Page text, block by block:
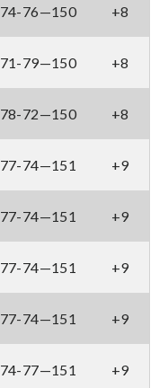
74-76—150 +8
71-79—150 +8
78-72—150 +8
77-74—151 +9
77-74—151 +9
77-74—151 +9
77-74—151 +9
74-77—151 +9